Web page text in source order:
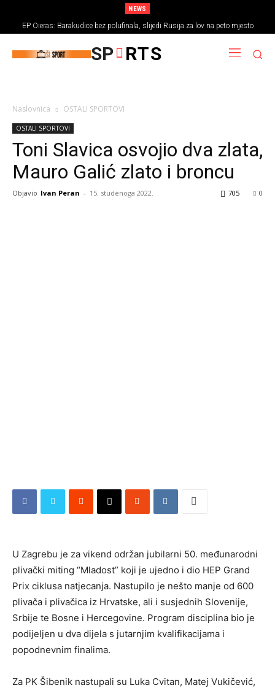
NEWS
EP Oieras: Barakudice bez polufinala, slijedi Rusija za lov na peto mjesto
SP RTS
Naslovnica OSTALI SPORTOVI
OSTALI SPORTOVI
Toni Slavica osvojio dva zlata,
Mauro Galić zlato i broncu
Objavio Ivan Peran - 15. studenoga 2022. 0
705
U Zagrebu je za vikend održan jubilarni 50. međunarodni
plivački miting “Mladost” koji je ujedno i dio HEP Grand
Prix ciklusa natjecanja. Nastupilo je nešto manje od 600
plivača i plivačica iz Hrvatske, ali i susjednih Slovenije,
Srbije te Bosne i Hercegovine. Program disciplina bio je
podijeljen u dva dijela s jutarnjim kvalifikacijama i
popodnevnim finalima.
Za PK Šibenik nastupali su Luka Cvitan, Matej Vukičević,